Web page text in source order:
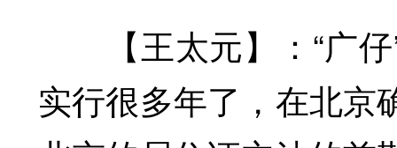
【王太元】：“广仔
实行很多年了，在北京